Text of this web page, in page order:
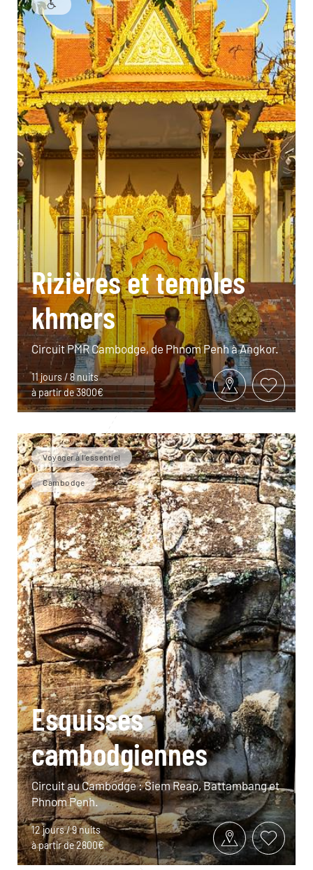
Rizières et temples
khmers
Circuit PMR Cambodge, de Phnom Penh à Angkor.
11 jours / 8 nuits
à partir de 3800€
Voyager à l’essentiel
Cambodge
Esquisses
cambodgiennes
Circuit au Cambodge : Siem Reap, Battambang et
Phnom Penh.
12 jours / 9 nuits
à partir de 2800€